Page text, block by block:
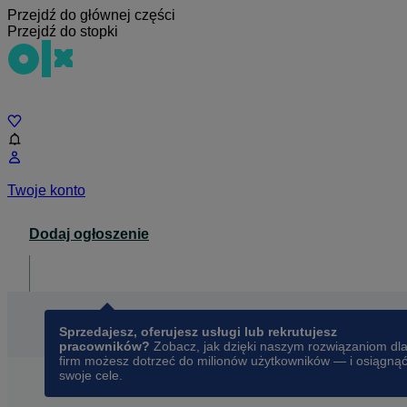
Przejdź do głównej części
Przejdź do stopki
Twoje konto
Dodaj ogłoszenie
Sprzedajesz, oferujesz usługi lub rekrutujesz
pracowników? Zobacz, jak dzięki naszym rozwiązaniom dla
firm możesz dotrzeć do milionów użytkowników — i osiągnąć
swoje cele.